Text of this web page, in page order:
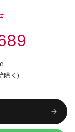
除く)